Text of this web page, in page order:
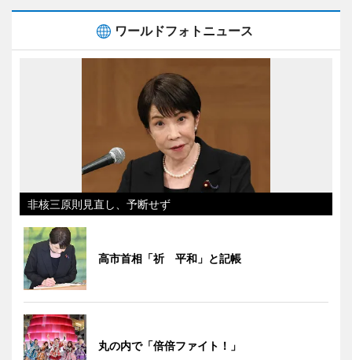
ワールドフォトニュース
非核三原則見直し、予断せず
高市首相「祈 平和」と記帳
丸の内で「倍倍ファイト！」